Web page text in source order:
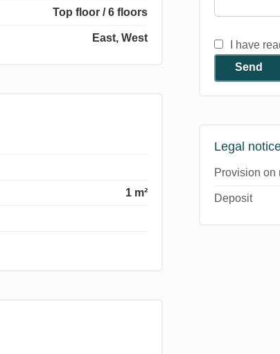
Top floor / 6 floors
East, West
1 m²
I have
Send
Legal
Provision on
Deposit